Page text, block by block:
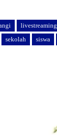
livestreaming
sekolah siswa